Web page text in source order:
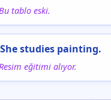
tablo eski.
She studies painting.
eğitimi alıyor.